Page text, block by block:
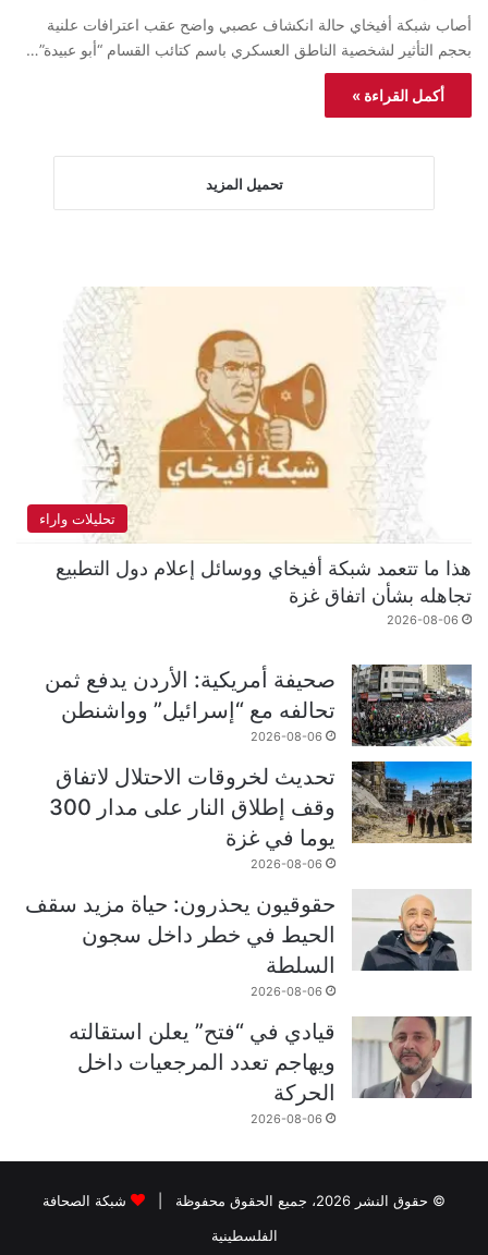
أصاب شبكة أفيخاي حالة انكشاف عصبي واضح عقب اعترافات علنية
بحجم التأثير لشخصية الناطق العسكري باسم كتائب القسام “أبو عبيدة”…
أكمل القراءة »
تحميل المزيد
تحليلات واراء
هذا ما تتعمد شبكة أفيخاي ووسائل إعلام دول التطبيع
تجاهله بشأن اتفاق غزة
2026-08-06
صحيفة أمريكية: الأردن يدفع ثمن
تحالفه مع “إسرائيل” وواشنطن
2026-08-06
تحديث لخروقات الاحتلال لاتفاق
وقف إطلاق النار على مدار 300
يوما في غزة
2026-08-06
حقوقيون يحذرون: حياة مزيد سقف
الحيط في خطر داخل سجون
السلطة
2026-08-06
قيادي في “فتح” يعلن استقالته
ويهاجم تعدد المرجعيات داخل
الحركة
2026-08-06
© حقوق النشر 2026، جميع الحقوق محفوظة |
شبكة الصحافة
الفلسطينية